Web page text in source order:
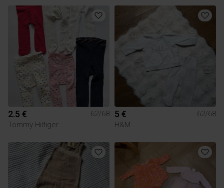
2.5 €
62/68
Tommy Hilfiger
5 €
62/68
H&M